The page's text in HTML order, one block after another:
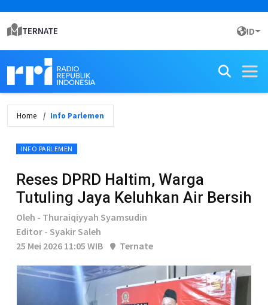
TERNATE ID
Home Info Parlemen
INFO PARLEMEN
Reses DPRD Haltim, Warga
Tutuling Jaya Keluhkan Air Bersih
Oleh - Thuraiqiyyah Syamsudin
Editor - Syakir Saleh
25 Mei 2026 11:05 WIB
Ternate